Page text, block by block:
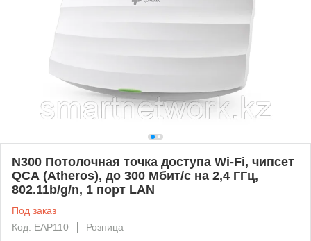
N300 Потолочная точка доступа Wi-Fi, чипсет
QCА (Atheros), до 300 Мбит/с на 2,4 ГГц,
802.11b/g/n, 1 порт LAN
Под заказ
Код: EAP110
Розница